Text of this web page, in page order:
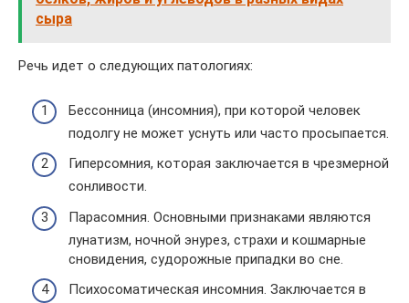
сыра
Речь идет о следующих патологиях:
Бессонница (инсомния), при которой человек
подолгу не может уснуть или часто просыпается.
Гиперсомния, которая заключается в чрезмерной
сонливости.
Парасомния. Основными признаками являются
лунатизм, ночной энурез, страхи и кошмарные
сновидения, судорожные припадки во сне.
Психосоматическая инсомния. Заключается в